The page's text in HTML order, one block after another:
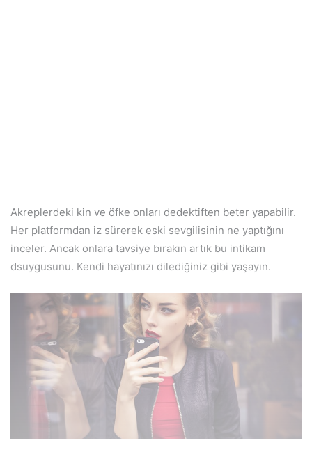
Akreplerdeki kin ve öfke onları dedektiften beter yapabilir.
Her platformdan iz sürerek eski sevgilisinin ne yaptığını
inceler. Ancak onlara tavsiye bırakın artık bu intikam
dsuygusunu. Kendi hayatınızı dilediğiniz gibi yaşayın.